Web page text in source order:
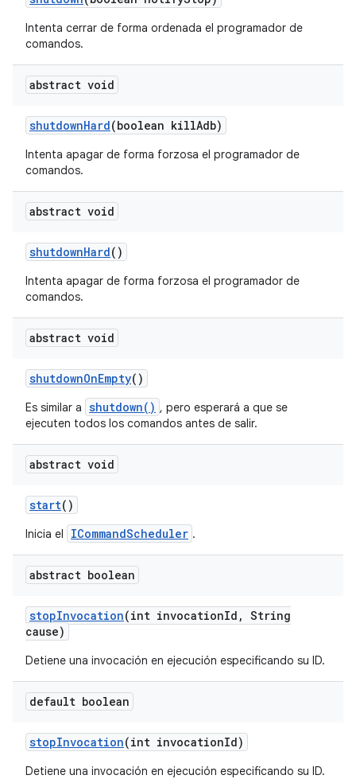
Intenta cerrar de forma ordenada el programador de
comandos.
abstract void
shutdownHard(boolean killAdb)
Intenta apagar de forma forzosa el programador de
comandos.
abstract void
shutdownHard()
Intenta apagar de forma forzosa el programador de
comandos.
abstract void
shutdownOnEmpty()
Es similar a shutdown() , pero esperará a que se
ejecuten todos los comandos antes de salir.
abstract void
start()
Inicia el ICommandScheduler .
abstract boolean
stopInvocation(int invocationId , String
cause)
Detiene una invocación en ejecución especificando su ID.
default boolean
stopInvocation(int invocationId)
Detiene una invocación en ejecución especificando su ID.